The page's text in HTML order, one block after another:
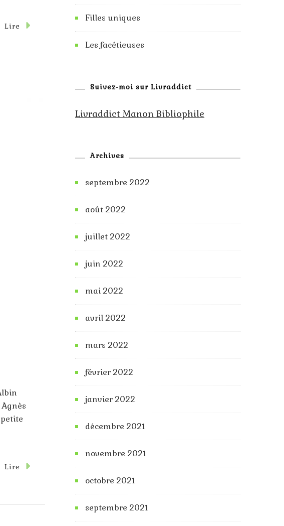
Lire
Lire
Filles uniques
Les facétieuses
Suivez-moi sur Livraddict
Livraddict Manon Bibliophile
Archives
septembre 2022
août 2022
juillet 2022
juin 2022
mai 2022
avril 2022
mars 2022
février 2022
janvier 2022
décembre 2021
novembre 2021
octobre 2021
septembre 2021